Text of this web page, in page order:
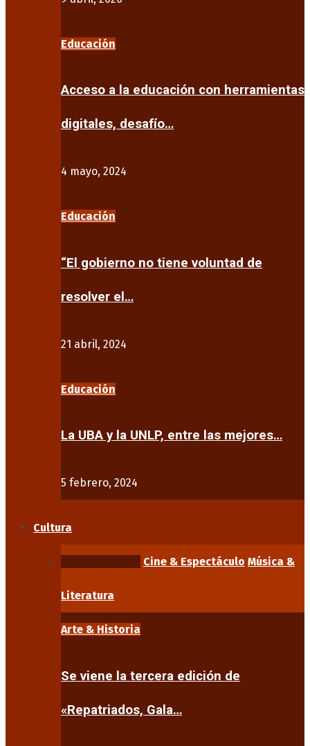
Educación
Acceso a la educación con herramientas
digitales, desafío…
4 mayo, 2024
Educación
“El gobierno no tiene voluntad de
resolver el…
21 abril, 2024
Educación
La UBA y la UNLP, entre las mejores…
5 febrero, 2024
Cultura
Cine & Espectáculo Música &
Literatura
Arte & Historia
Se viene la tercera edición de
«Repatriados, Gala…